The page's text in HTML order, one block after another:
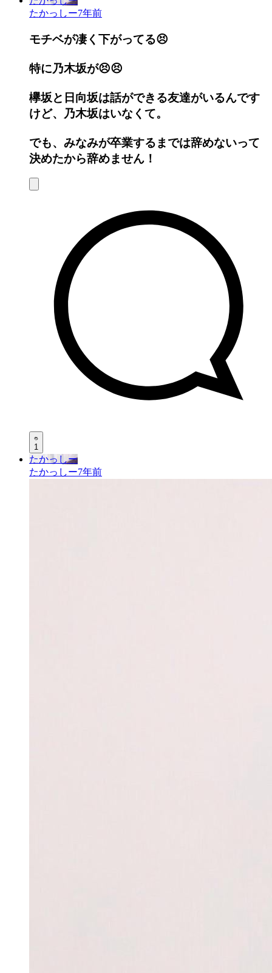
たかっしー7年前
モチベが凄く下がってる😣
特に乃木坂が😣😣
欅坂と日向坂は話ができる友達がいるんです
けど、乃木坂はいなくて。
でも、みなみが卒業するまでは辞めないって
決めたから辞めません！
1
たかっしー
たかっしー7年前